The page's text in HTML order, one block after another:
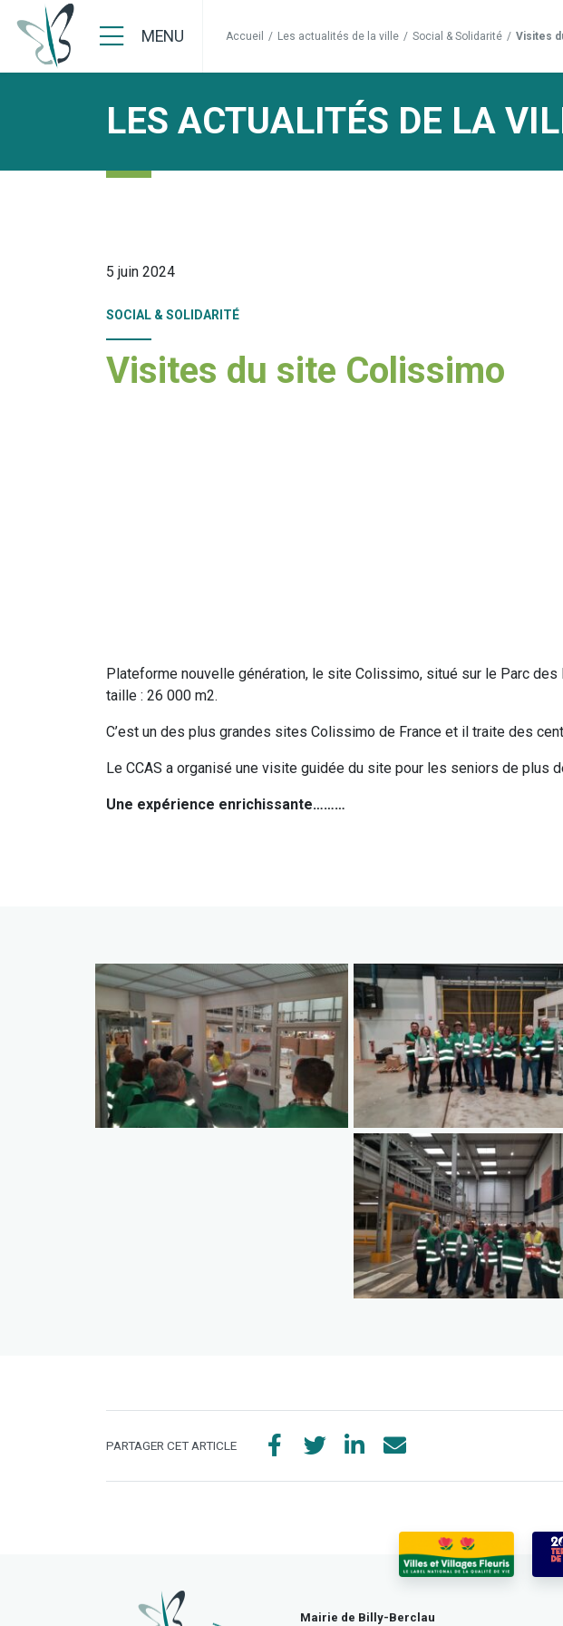
MENU Accueil / Les actualités de la ville / Social & Solidarité / Visites
LES ACTUALITÉS DE LA
5 juin 2024
SOCIAL & SOLIDARITÉ
Visites du site Colissimo
Plateforme nouvelle génération, le site Colissimo, situé sur le Parc
taille : 26 000 m2.
C’est un des plus grandes sites Colissimo de France et il traite des
Le CCAS a organisé une visite guidée du site pour les seniors de plus
Une expérience enrichissante………
PARTAGER CET ARTICLE
Mairie de Billy-Berclau